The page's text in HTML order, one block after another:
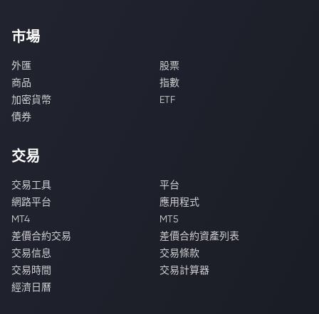
市場
外匯
股票
商品
指數
加密貨幣
ETF
債券
交易
交易工具
平台
網路平台
應用程式
MT4
MT5
差價合約交易
差價合約資產列表
交易信息
交易條款
交易時間
交易計算器
經濟日曆